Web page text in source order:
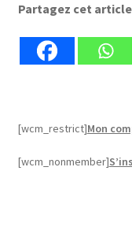
Partagez cet
[wcm_restrict]Mon
[wcm_nonmember]